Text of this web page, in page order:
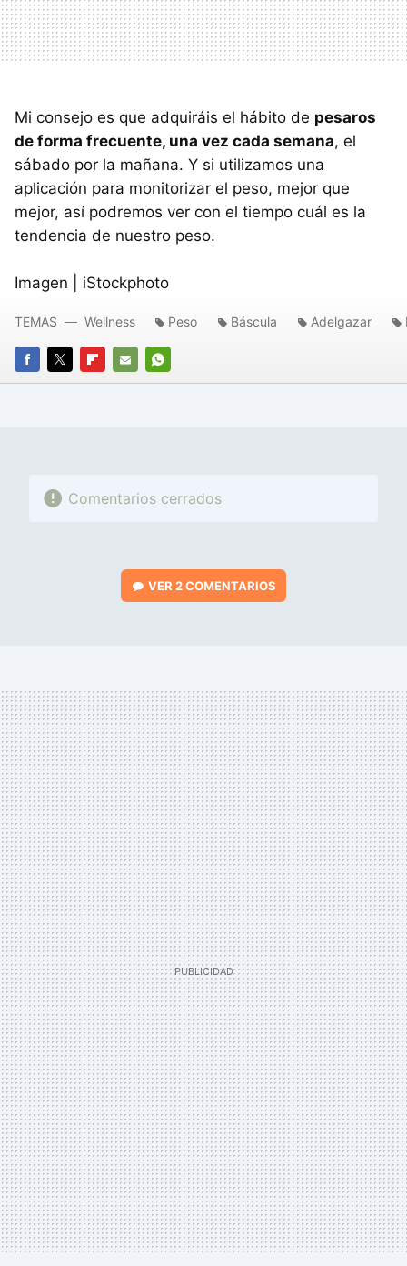
Mi consejo es que adquiráis el hábito de pesaros
de forma frecuente, una vez cada semana, el
sábado por la mañana. Y si utilizamos una
aplicación para monitorizar el peso, mejor que
mejor, así podremos ver con el tiempo cuál es la
tendencia de nuestro peso.
Imagen | iStockphoto
FACEBOOK
TWITTERFLIPBOARD
E-
WHATSAPP
TEMAS Wellness Peso Báscula Adelgazar
Comentarios cerrados
VER2 COMENTARIOS